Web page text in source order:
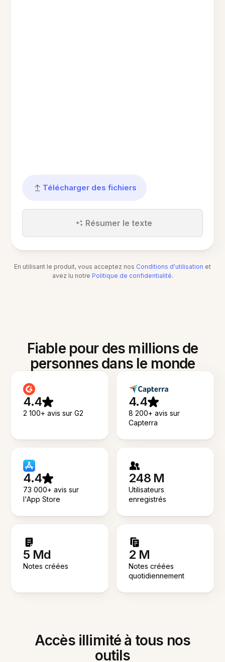
Télécharger des fichiers
Résumer le texte
En utilisant le produit, vous acceptez nos Conditions d'utilisation et
avez lu notre Politique de confidentialité.
Fiable pour des millions de
personnes dans le monde
4.4
2 100+ avis sur G2
4.4
8 200+ avis sur
Capterra
4.4
73 000+ avis sur
l'App Store
248 M
Utilisateurs
enregistrés
5 Md
Notes créées
2 M
Notes créées
quotidiennement
Accès illimité à tous nos
outils